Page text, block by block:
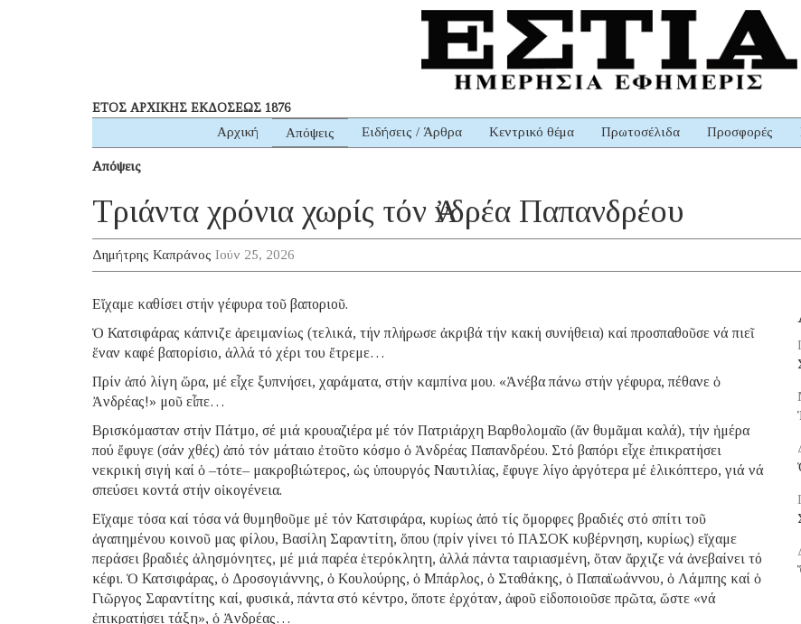
ΕΤΟΣ ΑΡΧΙΚΗΣ ΕΚΔΟΣΕΩΣ 1876
Αρχική Απόψεις Ειδήσεις / Άρθρα Κεντρικό θέμα Πρωτοσέλιδα Προσφορές
Απόψεις
Τριάντα χρόνια χωρίς τόν Ἀνδρέα Παπανδρέου
Δημήτρης Καπράνος Ιούν 25, 2026
Εἴχαμε καθίσει στήν γέφυρα τοῦ βαποριοῦ.
Ὁ Κατσιφάρας κάπνιζε ἀρειμανίως (τελικά, τήν πλήρωσε ἀκριβά τήν κακή συνήθεια) καί προσπαθοῦσε νά πιεῖ
ἕναν καφέ βαπορίσιο, ἀλλά τό χέρι του ἔτρεμε…
Πρίν ἀπό λίγη ὥρα, μέ εἶχε ξυπνήσει, χαράματα, στήν καμπίνα μου. «Ἀνέβα πάνω στήν γέφυρα, πέθανε ὁ
Ἀνδρέας!» μοῦ εἶπε…
Βρισκόμασταν στήν Πάτμο, σέ μιά κρουαζιέρα μέ τόν Πατριάρχη Βαρθολομαῖο (ἄν θυμᾶμαι καλά), τήν ἡμέρα
πού ἔφυγε (σάν χθές) ἀπό τόν μάταιο ἐτοῦτο κόσμο ὁ Ἀνδρέας Παπανδρέου. Στό βαπόρι εἶχε ἐπικρατήσει
νεκρική σιγή καί ὁ –τότε– μακροβιώτερος, ὡς ὑπουργός Ναυτιλίας, ἔφυγε λίγο ἀργότερα μέ ἑλικόπτερο, γιά νά
σπεύσει κοντά στήν οἰκογένεια.
Εἴχαμε τόσα καί τόσα νά θυμηθοῦμε μέ τόν Κατσιφάρα, κυρίως ἀπό τίς ὄμορφες βραδιές στό σπίτι τοῦ
ἀγαπημένου κοινοῦ μας φίλου, Βασίλη Σαραντίτη, ὅπου (πρίν γίνει τό ΠΑΣΟΚ κυβέρνηση, κυρίως) εἴχαμε
περάσει βραδιές ἀλησμόνητες, μέ μιά παρέα ἑτερόκλητη, ἀλλά πάντα ταιριασμένη, ὅταν ἄρχιζε νά ἀνεβαίνει τό
κέφι. Ὁ Κατσιφάρας, ὁ Δροσογιάννης, ὁ Κουλούρης, ὁ Μπάρλος, ὁ Σταθάκης, ὁ Παπαϊωάννου, ὁ Λάμπης καί ὁ
Γιῶργος Σαραντίτης καί, φυσικά, πάντα στό κέντρο, ὅποτε ἐρχόταν, ἀφοῦ εἰδοποιοῦσε πρῶτα, ὥστε «νά
ἐπικρατήσει τάξη», ὁ Ἀνδρέας…